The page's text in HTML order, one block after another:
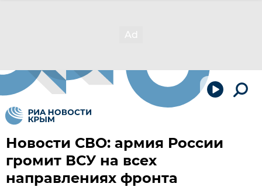
Новости СВО: армия России
громит ВСУ на всех
направлениях фронта